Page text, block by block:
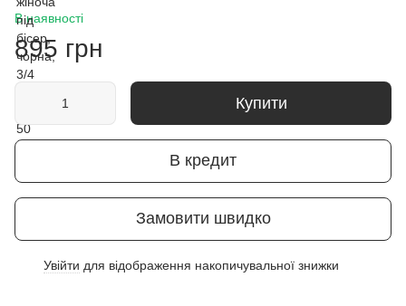
В наявності
895 грн
Купити
В кредит
Замовити швидко
Увійти для відображення накопичувальної знижки